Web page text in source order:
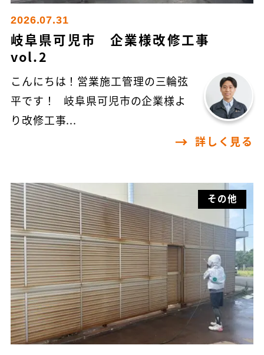
2026.07.31
岐阜県可児市 企業様改修工事
vol.2
こんにちは！営業施工管理の三輪弦
平です！ 岐阜県可児市の企業様よ
り改修工事...
詳しく見る
その他